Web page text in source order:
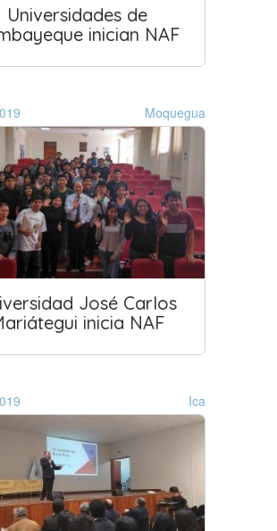
Universidades de
inician NAF
Moquegua
José Carlos
inicia NAF
Ica